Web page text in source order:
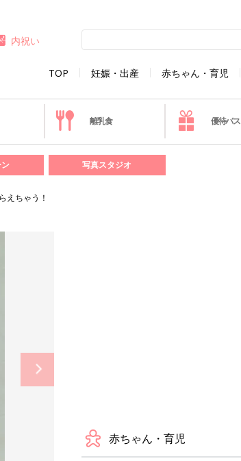
TOP 妊娠・出産 赤ちゃん・育児
内祝い
離乳食 優待パス
写真スタジオ
えちゃう！
赤ちゃん・育児